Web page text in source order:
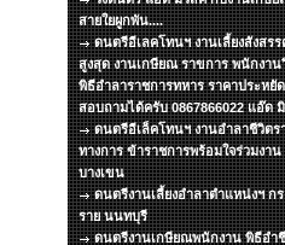
สายใยผูกพัน....
ดนตรีอีเลคโทนฯ งานเลี้ยงสังสร
สูงสุด งานเกษียณ ราขการ พนักงา
พิธีอำลาราชการทหาร ราคาประหยั
สอบถามได้ครับ 0867866022 แอ๊ด
ดนตรีอีเล็คโทนฯ งานอำลาชีวิต
ทางการ ข้าราชการพร้อมใจร่วมง
บางเขน
ดนตรีงานเลี้ยงอำลาตำแหน่งฯ
ราย นนทบุรี
ดนตรีงานเกษียณพนักงาน พิธีอำ